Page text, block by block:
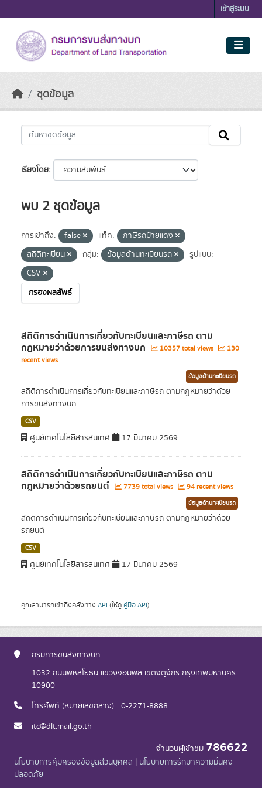
เข้าสู่ระบบ
ชุดข้อมูล
เรียงโดย
พบ 2 ชุดข้อมูล
การเข้าถึง: false แท็ค:
ภาษีรถป้ายแดง
สถิติทะเบียน
กลุ่ม: ข้อมูลด้านทะเบียนรถ
รูปแบบ:
CSV
กรองผลลัพธ์
สถิติการดำเนินการเกี่ยวกับทะเบียนและภาษีรถ ตาม
กฎหมายว่าด้วยการขนส่งทางบก 10357 total views
130
recent views
ข้อมูลด้านทะเบียนรถ
สถิติการดำเนินการเกี่ยวกับทะเบียนและภาษีรถ ตามกฎหมายว่าด้วย
การขนส่งทางบก
CSV
ศูนย์เทคโนโลยีสารสนเทศ 17 มีนาคม 2569
สถิติการดำเนินการเกี่ยวกับทะเบียนและภาษีรถ ตาม
กฎหมายว่าด้วยรถยนต์ 7739 total views 94 recent views
ข้อมูลด้านทะเบียนรถ
สถิติการดำเนินการเกี่ยวกับทะเบียนและภาษีรถ ตามกฎหมายว่าด้วย
รถยนต์
CSV
ศูนย์เทคโนโลยีสารสนเทศ 17 มีนาคม 2569
คุณสามารถเข้าถึงคลังทาง API (ให้ดู คู่มือ API).
กรมการขนส่งทางบก
1032 ถนนพหลโยธิน แขวงจอมพล เขตจตุจักร กรุงเทพมหานคร
10900
โทรศัพท์ (หมายเลขกลาง) : 0-2271-8888
itc@dlt.mail.go.th
จำนวนผู้เข้าชม 786622
นโยบายการคุ้มครองข้อมูลส่วนบุคคล | นโยบายการรักษาความมั่นคง
ปลอดภัย